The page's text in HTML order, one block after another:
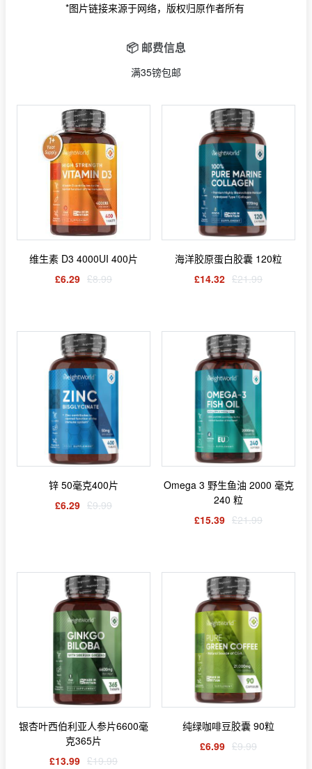
*图片链接来源于网络，版权归原作者所有
📦 邮费信息
满35镑包邮
维生素 D3 4000UI 400片
£6.29 £8.99
海洋胶原蛋白胶囊 120粒
£14.32 £21.99
锌 50毫克400片
£6.29 £9.99
Omega 3 野生鱼油 2000 毫克
240 粒
£15.39 £21.99
银杏叶西伯利亚人参片6600毫
克365片
£13.99 £19.99
纯绿咖啡豆胶囊 90粒
£6.99 £9.99